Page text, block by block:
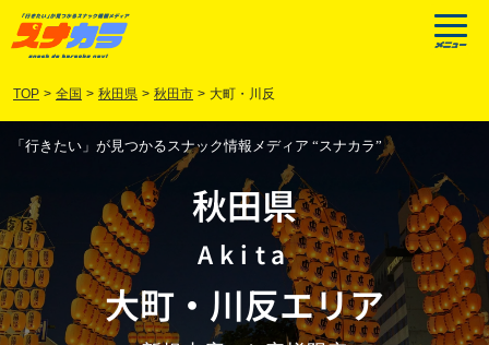
TOP > 全国 > 秋田県 > 秋田市 > 大町・川反
「行きたい」が見つかるスナック情報メディア “スナカラ”
秋田県
Akita
大町 ・ 川反エリア